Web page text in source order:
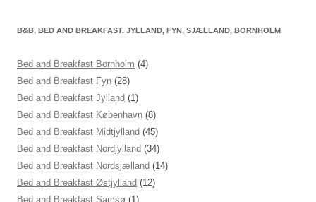
B&B, BED AND BREAKFAST. JYLLAND, FYN, SJÆLLAND, BORNHOLM
Bed and Breakfast Bornholm (4)
Bed and Breakfast Fyn (28)
Bed and Breakfast Jylland (1)
Bed and Breakfast København (8)
Bed and Breakfast Midtjylland (45)
Bed and Breakfast Nordjylland (34)
Bed and Breakfast Nordsjælland (14)
Bed and Breakfast Østjylland (12)
Bed and Breakfast Samsø (1)